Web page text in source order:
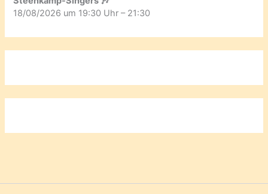
18/08/2026 um 19:30 Uhr – 21:30